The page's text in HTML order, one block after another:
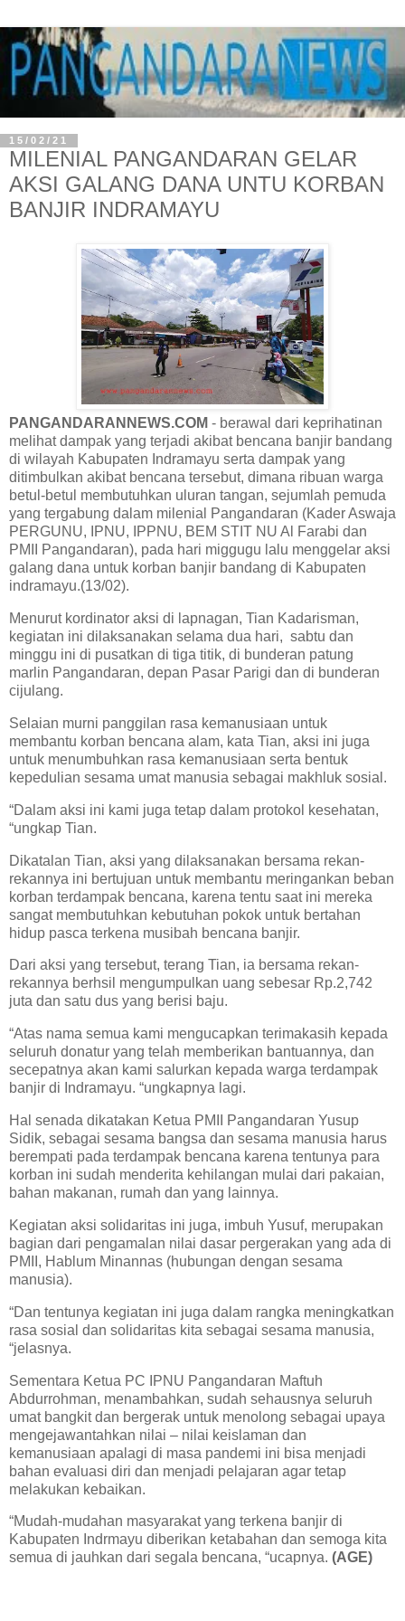
15/02/21
MILENIAL PANGANDARAN GELAR
AKSI GALANG DANA UNTU KORBAN
BANJIR INDRAMAYU
PANGANDARANNEWS.COM - berawal dari keprihatinan
melihat dampak yang terjadi akibat bencana banjir bandang
di wilayah Kabupaten Indramayu serta dampak yang
ditimbulkan akibat bencana tersebut, dimana ribuan warga
betul-betul membutuhkan uluran tangan, sejumlah pemuda
yang tergabung dalam milenial Pangandaran (Kader Aswaja
PERGUNU, IPNU, IPPNU, BEM STIT NU Al Farabi dan
PMII Pangandaran), pada hari miggugu lalu menggelar aksi
galang dana untuk korban banjir bandang di Kabupaten
indramayu.(13/02).
Menurut kordinator aksi di lapnagan, Tian Kadarisman,
kegiatan ini dilaksanakan selama dua hari, sabtu dan
minggu ini di pusatkan di tiga titik, di bunderan patung
marlin Pangandaran, depan Pasar Parigi dan di bunderan
cijulang.
Selaian murni panggilan rasa kemanusiaan untuk
membantu korban bencana alam, kata Tian, aksi ini juga
untuk menumbuhkan rasa kemanusiaan serta bentuk
kepedulian sesama umat manusia sebagai makhluk sosial.
“Dalam aksi ini kami juga tetap dalam protokol kesehatan,
“ungkap Tian.
Dikatalan Tian, aksi yang dilaksanakan bersama rekan-
rekannya ini bertujuan untuk membantu meringankan beban
korban terdampak bencana, karena tentu saat ini mereka
sangat membutuhkan kebutuhan pokok untuk bertahan
hidup pasca terkena musibah bencana banjir.
Dari aksi yang tersebut, terang Tian, ia bersama rekan-
rekannya berhsil mengumpulkan uang sebesar Rp.2,742
juta dan satu dus yang berisi baju.
“Atas nama semua kami mengucapkan terimakasih kepada
seluruh donatur yang telah memberikan bantuannya, dan
secepatnya akan kami salurkan kepada warga terdampak
banjir di Indramayu. “ungkapnya lagi.
Hal senada dikatakan Ketua PMII Pangandaran Yusup
Sidik, sebagai sesama bangsa dan sesama manusia harus
berempati pada terdampak bencana karena tentunya para
korban ini sudah menderita kehilangan mulai dari pakaian,
bahan makanan, rumah dan yang lainnya.
Kegiatan aksi solidaritas ini juga, imbuh Yusuf, merupakan
bagian dari pengamalan nilai dasar pergerakan yang ada di
PMII, Hablum Minannas (hubungan dengan sesama
manusia).
“Dan tentunya kegiatan ini juga dalam rangka meningkatkan
rasa sosial dan solidaritas kita sebagai sesama manusia,
“jelasnya.
Sementara Ketua PC IPNU Pangandaran Maftuh
Abdurrohman, menambahkan, sudah sehausnya seluruh
umat bangkit dan bergerak untuk menolong sebagai upaya
mengejawantahkan nilai – nilai keislaman dan
kemanusiaan apalagi di masa pandemi ini bisa menjadi
bahan evaluasi diri dan menjadi pelajaran agar tetap
melakukan kebaikan.
“Mudah-mudahan masyarakat yang terkena banjir di
Kabupaten Indrmayu diberikan ketabahan dan semoga kita
semua di jauhkan dari segala bencana, “ucapnya. (AGE)